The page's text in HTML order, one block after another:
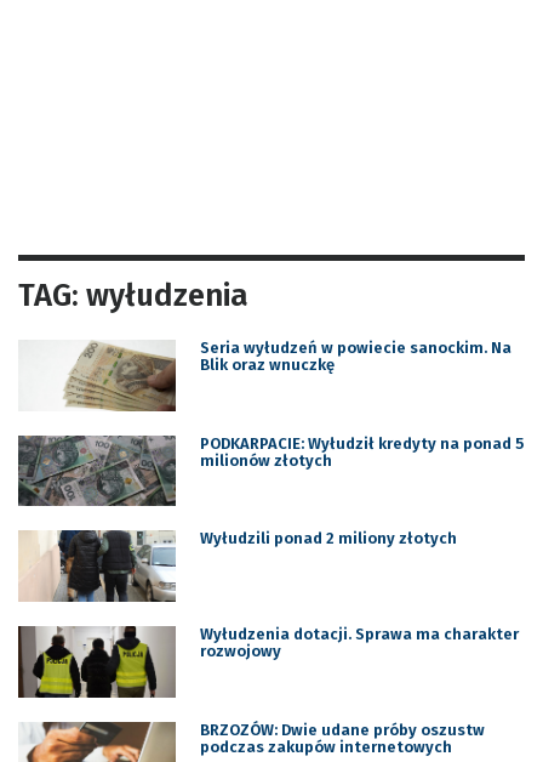
TAG: wyłudzenia
Seria wyłudzeń w powiecie sanockim. Na
Blik oraz wnuczkę
PODKARPACIE: Wyłudził kredyty na ponad 5
milionów złotych
Wyłudzili ponad 2 miliony złotych
Wyłudzenia dotacji. Sprawa ma charakter
rozwojowy
BRZOZÓW: Dwie udane próby oszustw
podczas zakupów internetowych